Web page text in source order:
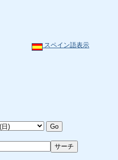
スペイン語表示